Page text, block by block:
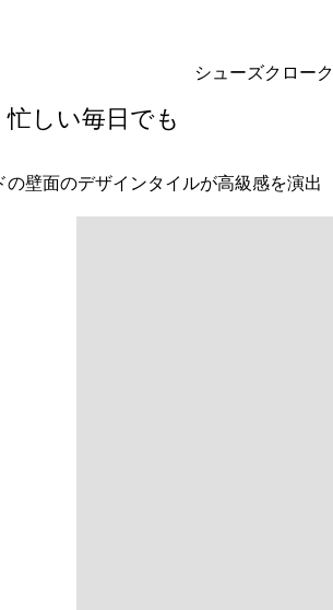
シューズクローク
忙しい毎日でも
壁面のデザインタイルが高級感を演出